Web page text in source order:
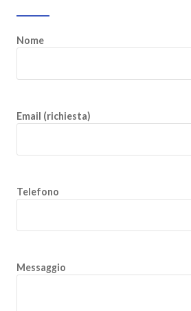
Nome
Email (richiesta)
Telefono
Messaggio